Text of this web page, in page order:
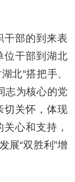
部的到来表
位干部到湖北
北“搭把手、
志为核心的党
切关怀，体现
心和支持，
展“双胜利”增